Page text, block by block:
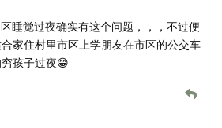
睡觉过夜确实有这个问题，，，不过便
家住村里市区上学朋友在市区的公交车
孩子过夜😁